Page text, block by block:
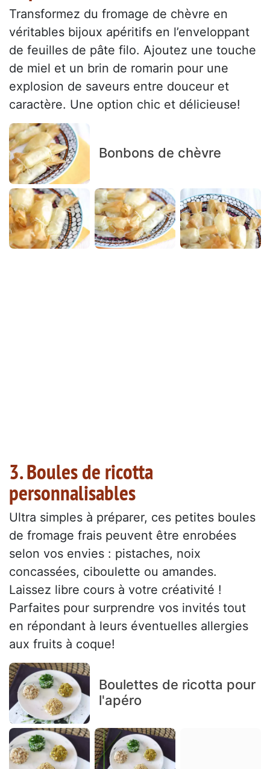
Transformez du fromage de chèvre en
véritables bijoux apéritifs en l’enveloppant
de feuilles de pâte filo. Ajoutez une touche
de miel et un brin de romarin pour une
explosion de saveurs entre douceur et
caractère. Une option chic et délicieuse!
Bonbons de chèvre
3. Boules de ricotta
personnalisables
Ultra simples à préparer, ces petites boules
de fromage frais peuvent être enrobées
selon vos envies : pistaches, noix
concassées, ciboulette ou amandes.
Laissez libre cours à votre créativité !
Parfaites pour surprendre vos invités tout
en répondant à leurs éventuelles allergies
aux fruits à coque!
Boulettes de ricotta pour
l'apéro